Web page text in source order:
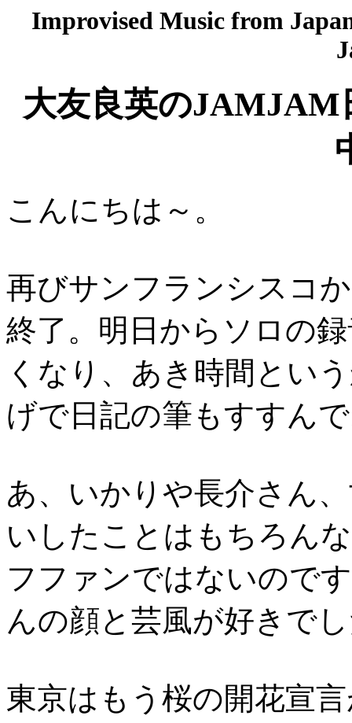
Improvised Music from
大友良英のJAMJAM
こんにちは～。
再びサンフランシスコ
終了。明日からソロの
くなり、あき時間とい
げで日記の筆もすすん
あ、いかりや長介さん
いしたことはもちろん
フファンではないので
んの顔と芸風が好きで
東京はもう桜の開花宣